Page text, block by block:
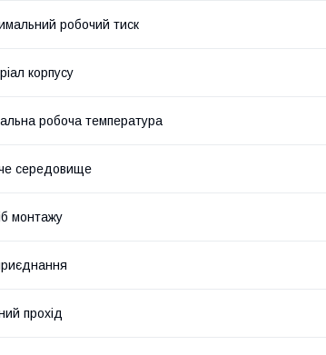
робочий тиск
корпусу
робоча температура
середовище
монтажу
прохід